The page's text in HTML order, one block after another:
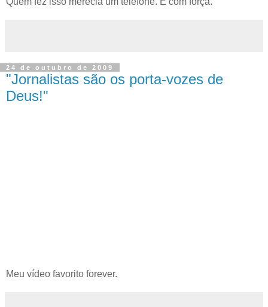
24 de outubro de 2009
"Jornalistas são os porta-vozes de
Deus!"
Meu vídeo favorito forever.